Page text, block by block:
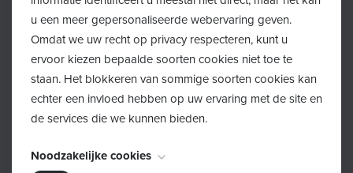
Pre- en postnatale kinesitherapie
veranderingen. De zwangerschap beïnvloedt onder
u een meer gepersonaliseerde webervaring geven.
Omdat we uw recht op privacy respecteren, kunt u
ervoor kiezen bepaalde soorten cookies niet toe te
staan. Het blokkeren van sommige soorten cookies kan
echter een invloed hebben op uw ervaring met de site en
de services die we kunnen bieden.
Noodzakelijke cookies